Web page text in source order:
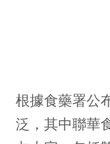
根據食藥署公
泛，其中聯華